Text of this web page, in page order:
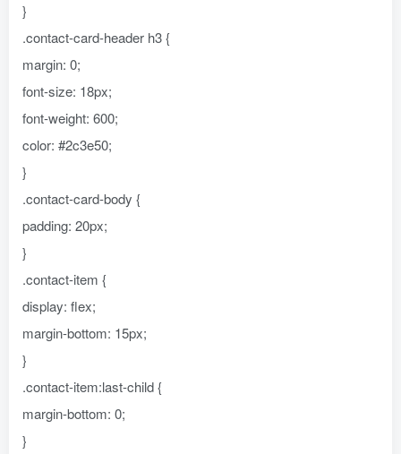
}
.contact-card-header h3 {
margin: 0;
font-size: 18px;
font-weight: 600;
color: #2c3e50;
}
.contact-card-body {
padding: 20px;
}
.contact-item {
display: flex;
margin-bottom: 15px;
}
.contact-item:last-child {
margin-bottom: 0;
}